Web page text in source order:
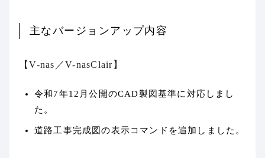
主なバージョンアップ内容
【V-nas／V-nasClair】
令和7年12月公開のCAD製図基準に対応しまし
た。
道路工事完成図の表示コマンドを追加しました。